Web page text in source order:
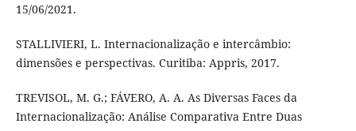
15/06/2021.
STALLIVIERI, L. Internacionalização e intercâmbio:
dimensões e perspectivas. Curitiba: Appris, 2017.
TREVISOL, M. G.; FÁVERO, A. A. As Diversas Faces da
Internacionalização: Análise Comparativa Entre Duas